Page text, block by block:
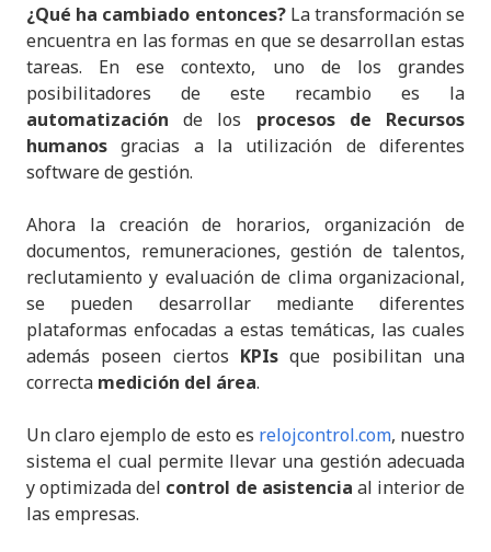
¿Qué ha cambiado entonces?La transformación se
encuentra en las formas en que se desarrollan estas
tareas. En ese contexto, uno de los grandes
posibilitadores de este recambio es la
automatizaciónde los procesos de Recursos
humanos gracias a la utilización de diferentes
software de gestión.
Ahora la creación de horarios, organización de
documentos, remuneraciones, gestión de talentos,
reclutamiento y evaluación de clima organizacional,
se pueden desarrollar mediante diferentes
plataformas enfocadas a estas temáticas, las cuales
además poseen ciertos KPIsque posibilitan una
correcta medición del área.
Un claro ejemplo de esto es relojcontrol.com, nuestro
sistema el cual permite llevar una gestión adecuada
y optimizada del control de asistencia al interior de
las empresas.